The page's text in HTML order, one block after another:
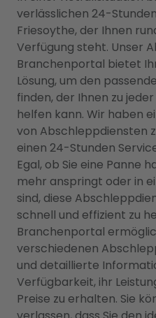
verlässlichen 24-
Friesoythe, der Ihnen
Verfügung steht. Unser
Branchenportal bietet
Lösung, um den
finden, der Ihnen zu
helfen kann. Wir haben
von Abschleppdiensten
einen 24-Stunden
Egal, ob Sie eine Panne
mehr anspringt oder in
sind, diese
schnell und effizient zu
Branchenportal
verschiedenen
und detaillierte
Verfügbarkeit, ihr
Preise zu erhalten. Sie